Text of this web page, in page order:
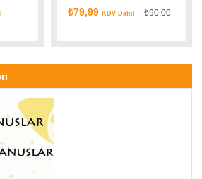
₺79,99 KDV Dahil ₺90,00